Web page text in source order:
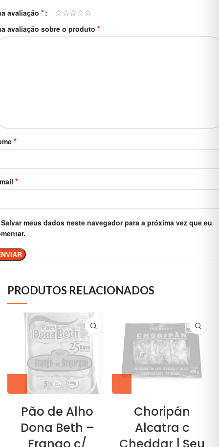
avaliação *
avaliação sobre o produto *
*
*
Salvar meus dados neste navegador para a próxima vez que eu
PRODUTOS RELACIONADOS
Pão de Alho
Dona Beth –
Choripán
Alcatra c